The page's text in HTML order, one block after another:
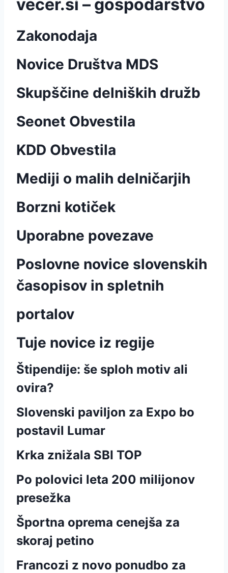
vecer.si – gospodarstvo
Zakonodaja
Novice Društva MDS
Skupščine delniških družb
Seonet Obvestila
KDD Obvestila
Mediji o malih delničarjih
Borzni kotiček
Uporabne povezave
Poslovne novice slovenskih
časopisov in spletnih
portalov
Tuje novice iz regije
Štipendije: še sploh motiv ali
ovira?
Slovenski paviljon za Expo bo
postavil Lumar
Krka znižala SBI TOP
Po polovici leta 200 milijonov
presežka
Športna oprema cenejša za
skoraj petino
Francozi z novo ponudbo za